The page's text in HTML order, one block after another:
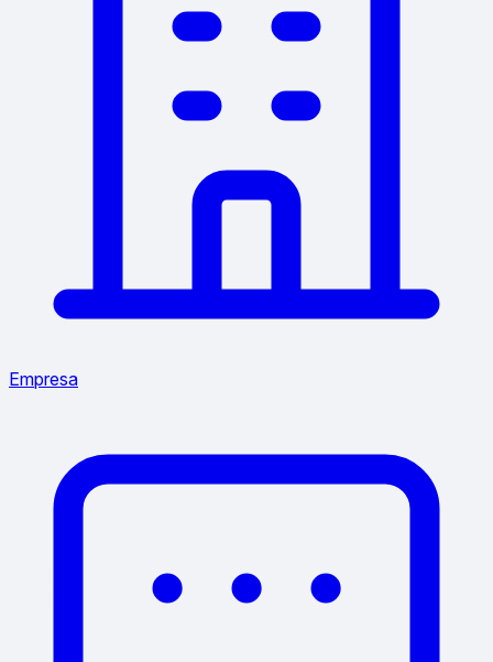
Empresa